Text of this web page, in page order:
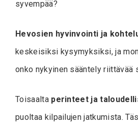
syvempää?
Hevosien hyvinvointi ja
keskeisiksi kysymyksiksi, ja
onko nykyinen sääntely riittävää
Toisaalta perinteet ja
puoltaa kilpailujen jatkumista.